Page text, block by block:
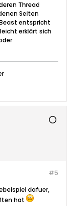
Thread
Seiten
entspricht
erklärt sich
#5
dafuer,
hat